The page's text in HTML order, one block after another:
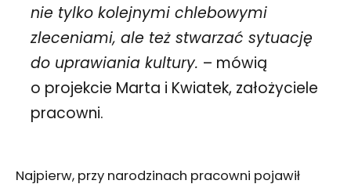
nie tylko kolejnymi chlebowymi
zleceniami, ale też stwarzać sytuację
do uprawiania kultury. – mówią
o projekcie Marta i Kwiatek, założyciele
pracowni.
Najpierw, przy narodzinach pracowni pojawił